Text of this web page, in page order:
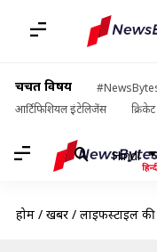
चर्चित विषय
आर्टिफिशियल इंटेलिजेंस
Hindi
होम / खबरें / लाइफस्टाइल